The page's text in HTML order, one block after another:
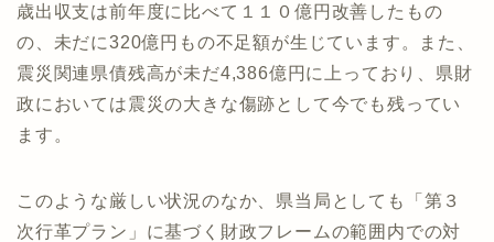
歳出収支は前年度に比べて１１０億円改善したもの
の、未だに320億円もの不足額が生じています。また、
震災関連県債残高が未だ4,386億円に上っており、県財
政においては震災の大きな傷跡として今でも残ってい
ます。
このような厳しい状況のなか、県当局としても「第３
次行革プラン」に基づく財政フレームの範囲内での対